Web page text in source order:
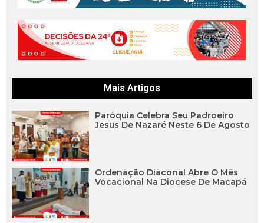
Mais Artigos
Paróquia Celebra Seu Padroeiro
Jesus De Nazaré Neste 6 De Agosto
Ordenação Diaconal Abre O Mês
Vocacional Na Diocese De Macapá